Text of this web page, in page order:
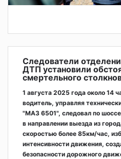
Следователи
ДТП установили
смертельного
1 августа 2025 года около 14
водитель, управляя
"МАЗ 6501", следовал по
в направлении выезда из
скоростью более 85км/час,
интенсивности движения,
безопасности дорожного